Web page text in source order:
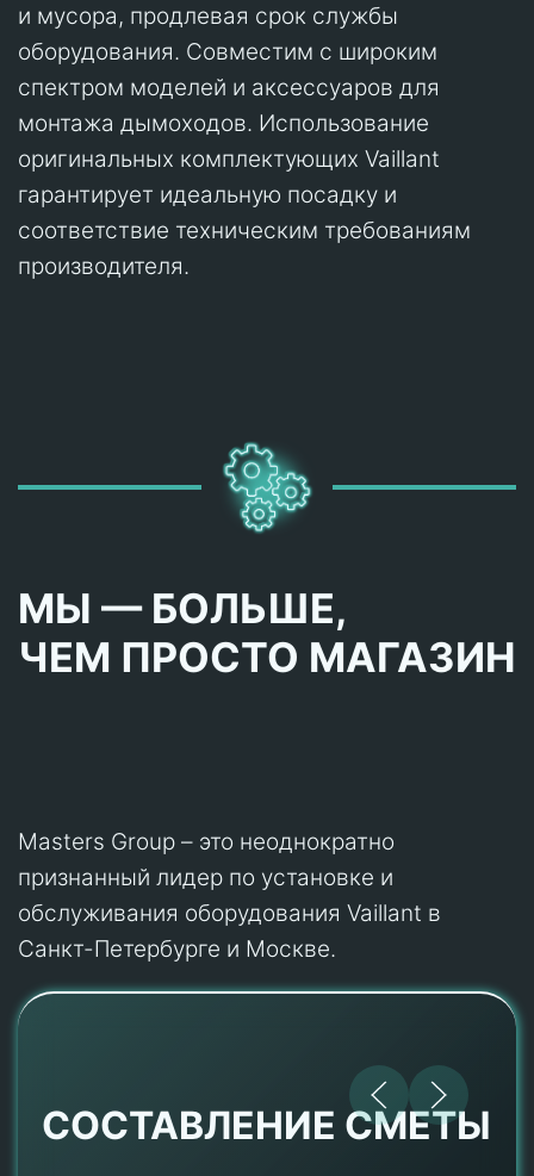
и мусора, продлевая срок службы
оборудования. Совместим с широким
спектром моделей и аксессуаров для
монтажа дымоходов. Использование
оригинальных комплектующих Vaillant
гарантирует идеальную посадку и
соответствие техническим требованиям
производителя.
МЫ — БОЛЬШЕ,
ЧЕМ ПРОСТО МАГАЗИН
Masters Group – это неоднократно
признанный лидер по установке и
обслуживания оборудования Vaillant в
Санкт-Петербурге и Москве.
СОСТАВЛЕНИЕ СМЕТЫ